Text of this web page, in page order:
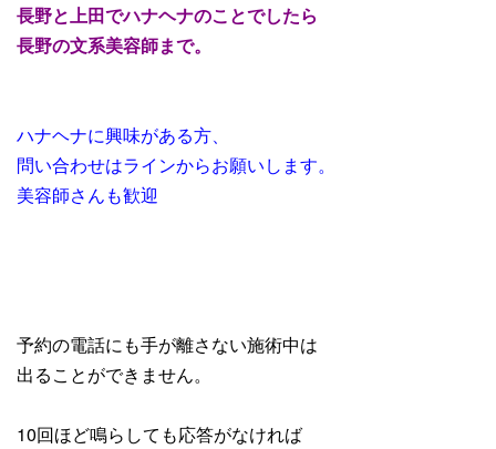
長野と上田でハナヘナのことでしたら
長野の文系美容師まで。
ハナヘナに興味がある方、
問い合わせはラインからお願いします。
美容師さんも歓迎
予約の電話にも手が離さない施術中は
出ることができません。
10回ほど鳴らしても応答がなければ